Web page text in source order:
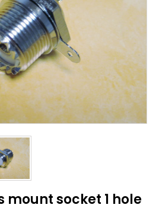
mount socket 1 hole